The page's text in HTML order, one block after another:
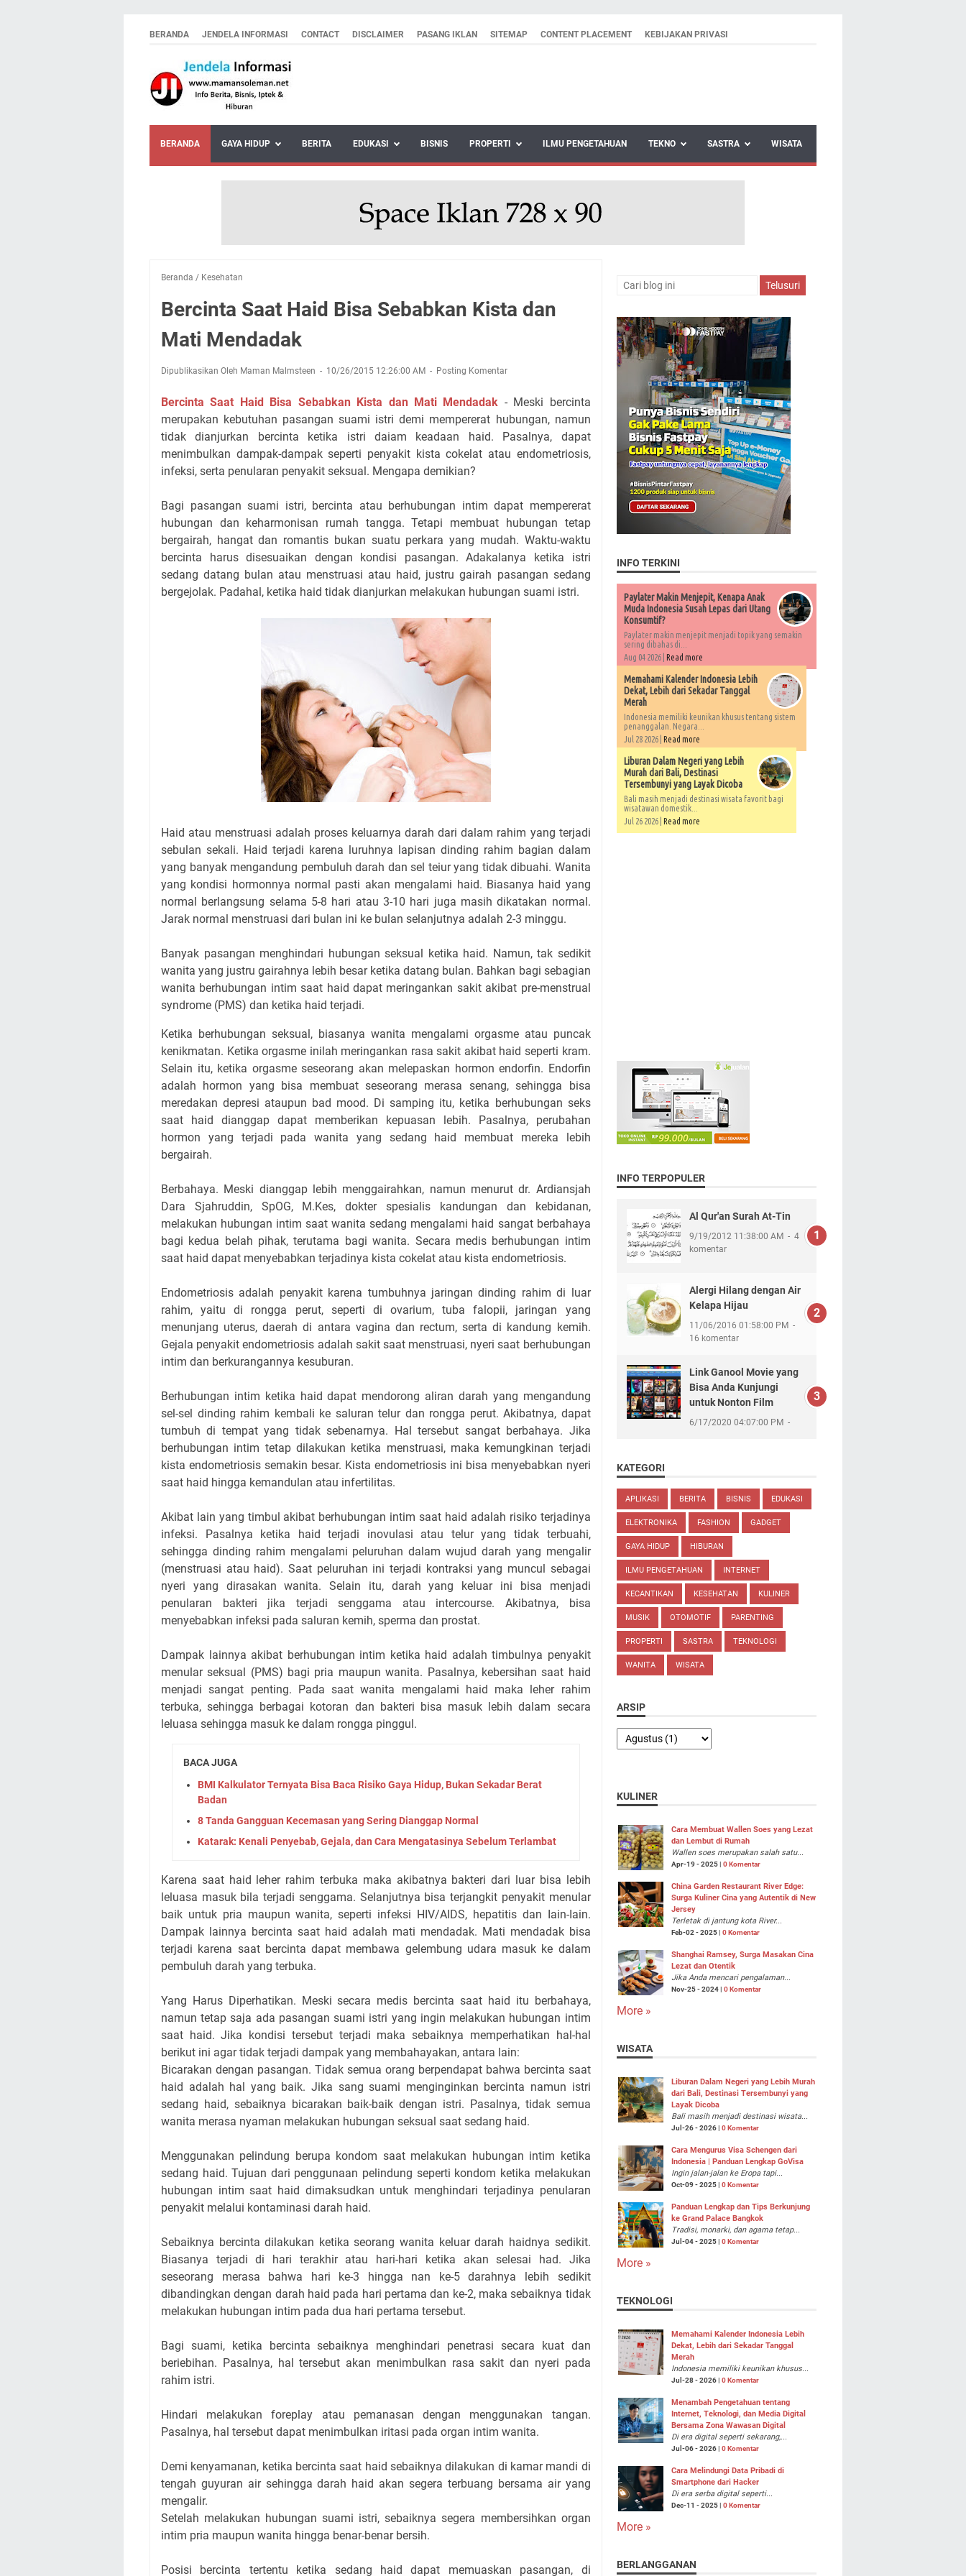
BERANDA JENDELA INFORMASI CONTACT DISCLAIMER PASANG IKLAN SITEMAP CONTENT PLACEMENT KEBIJAKAN PRIVASI
BERANDA GAYA HIDUP BERITA EDUKASI BISNIS PROPERTI ILMU PENGETAHUAN TEKNO SASTRA WISATA
Beranda / Kesehatan
Bercinta Saat Haid Bisa Sebabkan Kista dan
Mati Mendadak
Dipublikasikan Oleh Maman Malmsteen 10/26/2015 12:26:00 AM Posting Komentar
Bercinta Saat Haid Bisa Sebabkan Kista dan Mati Mendadak - Meski bercinta
merupakan kebutuhan pasangan suami istri demi mempererat hubungan, namun
tidak dianjurkan bercinta ketika istri daiam keadaan haid. Pasalnya, dapat
menimbulkan dampak-dampak seperti penyakit kista cokelat atau endometriosis,
infeksi, serta penularan penyakit seksual. Mengapa demikian?
Bagi pasangan suami istri, bercinta atau berhubungan intim dapat mempererat
hubungan dan keharmonisan rumah tangga. Tetapi membuat hubungan tetap
bergairah, hangat dan romantis bukan suatu perkara yang mudah. Waktu-waktu
bercinta harus disesuaikan dengan kondisi pasangan. Adakalanya ketika istri
sedang datang bulan atau menstruasi atau haid, justru gairah pasangan sedang
bergejolak. Padahal, ketika haid tidak dianjurkan melakukan hubungan suami istri.
Haid atau menstruasi adalah proses keluarnya darah dari dalam rahim yang terjadi
sebulan sekali. Haid terjadi karena luruhnya lapisan dinding rahim bagian dalam
yang banyak mengandung pembuluh darah dan sel teiur yang tidak dibuahi. Wanita
yang kondisi hormonnya normal pasti akan mengalami haid. Biasanya haid yang
normal berlangsung selama 5-8 hari atau 3-10 hari juga masih dikatakan normal.
Jarak normal menstruasi dari bulan ini ke bulan selanjutnya adalah 2-3 minggu.
Banyak pasangan menghindari hubungan seksual ketika haid. Namun, tak sedikit
wanita yang justru gairahnya lebih besar ketika datang bulan. Bahkan bagi sebagian
wanita berhubungan intim saat haid dapat meringankan sakit akibat pre-menstrual
syndrome (PMS) dan ketika haid terjadi.
Ketika berhubungan seksual, biasanya wanita mengalami orgasme atau puncak
kenikmatan. Ketika orgasme inilah meringankan rasa sakit akibat haid seperti kram.
Selain itu, ketika orgasme seseorang akan melepaskan hormon endorfin. Endorfin
adalah hormon yang bisa membuat seseorang merasa senang, sehingga bisa
meredakan depresi ataupun bad mood. Di samping itu, ketika berhubungan seks
saat haid dianggap dapat memberikan kepuasan lebih. Pasalnya, perubahan
hormon yang terjadi pada wanita yang sedang haid membuat mereka lebih
bergairah.
Berbahaya. Meski dianggap lebih menggairahkan, namun menurut dr. Ardiansjah
Dara Sjahruddin, SpOG, M.Kes, dokter spesialis kandungan dan kebidanan,
melakukan hubungan intim saat wanita sedang mengalami haid sangat berbahaya
bagi kedua belah pihak, terutama bagi wanita. Secara medis berhubungan intim
saat haid dapat menyebabkan terjadinya kista cokelat atau kista endometriosis.
Endometriosis adalah penyakit karena tumbuhnya jaringan dinding rahim di luar
rahim, yaitu di rongga perut, seperti di ovarium, tuba falopii, jaringan yang
menunjang uterus, daerah di antara vagina dan rectum, serta di kandung kemih.
Gejala penyakit endometriosis adalah sakit saat menstruasi, nyeri saat berhubungan
intim dan berkurangannya kesuburan.
Berhubungan intim ketika haid dapat mendorong aliran darah yang mengandung
sel-sel dinding rahim kembali ke saluran telur dan rongga perut. Akibatnya, dapat
tumbuh di tempat yang tidak sebenarnya. Hal tersebut sangat berbahaya. Jika
berhubungan intim tetap dilakukan ketika menstruasi, maka kemungkinan terjadi
kista endometriosis semakin besar. Kista endometriosis ini bisa menyebabkan nyeri
saat haid hingga kemandulan atau infertilitas.
Akibat lain yang timbul akibat berhubungan intim saat haid adalah risiko terjadinya
infeksi. Pasalnya ketika haid terjadi inovulasi atau telur yang tidak terbuahi,
sehingga dinding rahim mengalami peluruhan dalam wujud darah yang mengalir
(menstruasi atau haid). Saat peluruhan ini terjadi kontraksi yang muncul sebagai
nyeri yang dirasakan wanita. Selain itu, darah yang keluar ini bisa menjadi
penularan bakteri jika terjadi senggama atau intercourse. Akibatnya, bisa
menyebabkan infeksi pada saluran kemih, sperma dan prostat.
Dampak lainnya akibat berhubungan intim ketika haid adalah timbulnya penyakit
menular seksual (PMS) bagi pria maupun wanita. Pasalnya, kebersihan saat haid
menjadi sangat penting. Pada saat wanita mengalami haid maka leher rahim
terbuka, sehingga berbagai kotoran dan bakteri bisa masuk lebih dalam secara
leluasa sehingga masuk ke dalam rongga pinggul.
BACA JUGA
BMI Kalkulator Ternyata Bisa Baca Risiko Gaya Hidup, Bukan Sekadar Berat
Badan
8 Tanda Gangguan Kecemasan yang Sering Dianggap Normal
Katarak: Kenali Penyebab, Gejala, dan Cara Mengatasinya Sebelum Terlambat
Karena saat haid leher rahim terbuka maka akibatnya bakteri dari luar bisa lebih
leluasa masuk bila terjadi senggama. Selanjutnya bisa terjangkit penyakit menular
baik untuk pria maupun wanita, seperti infeksi HIV/AIDS, hepatitis dan Iain-Iain.
Dampak lainnya bercinta saat haid adalah mati mendadak. Mati mendadak bisa
terjadi karena saat bercinta dapat membawa gelembung udara masuk ke dalam
pembuluh darah yang terbuka.
Yang Harus Diperhatikan. Meski secara medis bercinta saat haid itu berbahaya,
namun tetap saja ada pasangan suami istri yang ingin melakukan hubungan intim
saat haid. Jika kondisi tersebut terjadi maka sebaiknya memperhatikan hal-hal
berikut ini agar tidak terjadi dampak yang membahayakan, antara lain:
Bicarakan dengan pasangan. Tidak semua orang berpendapat bahwa bercinta saat
haid adalah hal yang baik. Jika sang suami menginginkan bercinta namun istri
sedang haid, sebaiknya bicarakan baik-baik dengan istri. Pasalnya, tidak semua
wanita merasa nyaman melakukan hubungan seksual saat sedang haid.
Menggunakan pelindung berupa kondom saat melakukan hubungan intim ketika
sedang haid. Tujuan dari penggunaan pelindung seperti kondom ketika melakukan
hubungan intim saat haid dimaksudkan untuk menghindari terjadinya penularan
penyakit melalui kontaminasi darah haid.
Sebaiknya bercinta dilakukan ketika seorang wanita keluar darah haidnya sedikit.
Biasanya terjadi di hari terakhir atau hari-hari ketika akan selesai had. Jika
seseorang merasa bahwa hari ke-3 hingga nan ke-5 darahnya lebih sedikit
dibandingkan dengan darah haid pada hari pertama dan ke-2, maka sebaiknya tidak
melakukan hubungan intim pada dua hari pertama tersebut.
Bagi suami, ketika bercinta sebaiknya menghindari penetrasi secara kuat dan
beriebihan. Pasalnya, hal tersebut akan menimbulkan rasa sakit dan nyeri pada
rahim istri.
Hindari melakukan foreplay atau pemanasan dengan menggunakan tangan.
Pasalnya, hal tersebut dapat menimbulkan iritasi pada organ intim wanita.
Demi kenyamanan, ketika bercinta saat haid sebaiknya dilakukan di kamar mandi di
tengah guyuran air sehingga darah haid akan segera terbuang bersama air yang
mengalir.
Setelah melakukan hubungan suami istri, sebaiknya segera membersihkan organ
intim pria maupun wanita hingga benar-benar bersih.
Posisi bercinta tertentu ketika sedang haid dapat memuaskan pasangan, di
INFO TERKINI
Paylater Makin Menjepit, Kenapa Anak
Muda Indonesia Susah Lepas dari Utang
Konsumtif?
Paylater makin menjepit menjadi topik yang semakin
sering dibahas di...
Aug 04 2026 | Read more
Memahami Kalender Indonesia Lebih
Dekat, Lebih dari Sekadar Tanggal
Merah
Indonesia memiliki keunikan khusus tentang sistem
penanggalan. Negara...
Jul 28 2026 | Read more
Liburan Dalam Negeri yang Lebih
Murah dari Bali, Destinasi
Tersembunyi yang Layak Dicoba
Bali masih menjadi destinasi wisata favorit bagi
wisatawan domestik...
Jul 26 2026 | Read more
INFO TERPOPULER
Al Qur'an Surah At-Tin
9/19/2012 11:38:00 AM
4
komentar
Alergi Hilang dengan Air
Kelapa Hijau
11/06/2016 01:58:00 PM
16 komentar
Link Ganool Movie yang
Bisa Anda Kunjungi
untuk Nonton Film
6/17/2020 04:07:00 PM
KATEGORI
APLIKASI BERITA BISNIS EDUKASI
ELEKTRONIKA FASHION GADGET
GAYA HIDUP HIBURAN
ILMU PENGETAHUAN INTERNET
KECANTIKAN KESEHATAN KULINER
MUSIK OTOMOTIF PARENTING
PROPERTI SASTRA TEKNOLOGI
WANITA WISATA
ARSIP
KULINER
Cara Membuat Wallen Soes yang Lezat
dan Lembut di Rumah
Wallen soes merupakan salah satu...
Apr-19 - 2025 | 0 Komentar
China Garden Restaurant River Edge:
Surga Kuliner Cina yang Autentik di New
Jersey
Terletak di jantung kota River...
Feb-02 - 2025 | 0 Komentar
Shanghai Ramsey, Surga Masakan Cina
Lezat dan Otentik
Jika Anda mencari pengalaman...
Nov-25 - 2024 | 0 Komentar
More »
WISATA
Liburan Dalam Negeri yang Lebih Murah
dari Bali, Destinasi Tersembunyi yang
Layak Dicoba
Bali masih menjadi destinasi wisata...
Jul-26 - 2026 | 0 Komentar
Cara Mengurus Visa Schengen dari
Indonesia | Panduan Lengkap GoVisa
Ingin jalan-jalan ke Eropa tapi...
Oct-09 - 2025 | 0 Komentar
Panduan Lengkap dan Tips Berkunjung
ke Grand Palace Bangkok
Tradisi, monarki, dan agama tetap...
Jul-04 - 2025 | 0 Komentar
More »
TEKNOLOGI
Memahami Kalender Indonesia Lebih
Dekat, Lebih dari Sekadar Tanggal
Merah
Indonesia memiliki keunikan khusus...
Jul-28 - 2026 | 0 Komentar
Menambah Pengetahuan tentang
Internet, Teknologi, dan Media Digital
Bersama Zona Wawasan Digital
Di era digital seperti sekarang,...
Jul-06 - 2026 | 0 Komentar
Cara Melindungi Data Pribadi di
Smartphone dari Hacker
Di era serba digital seperti...
Dec-11 - 2025 | 0 Komentar
More »
BERLANGGANAN